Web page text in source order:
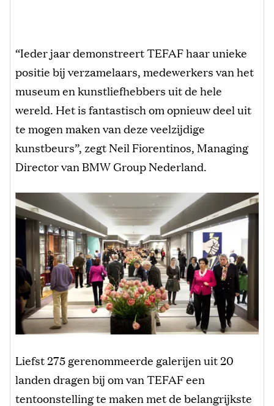
“Ieder jaar demonstreert TEFAF haar unieke
positie bij verzamelaars, medewerkers van het
museum en kunstliefhebbers uit de hele
wereld. Het is fantastisch om opnieuw deel uit
te mogen maken van deze veelzijdige
kunstbeurs”, zegt Neil Fiorentinos, Managing
Director van BMW Group Nederland.
Liefst 275 gerenommeerde galerijen uit 20
landen dragen bij om van TEFAF een
tentoonstelling te maken met de belangrijkste